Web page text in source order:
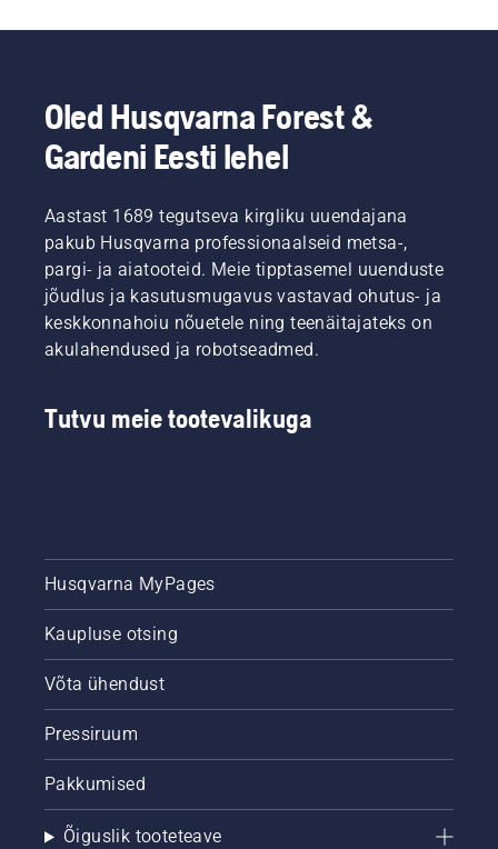
töötada produktiivsemalt.
Oled Husqvarna Forest &
Gardeni Eesti lehel
Aastast 1689 tegutseva kirgliku uuendajana
pakub Husqvarna professionaalseid metsa-,
pargi- ja aiatooteid. Meie tipptasemel uuenduste
jõudlus ja kasutusmugavus vastavad ohutus- ja
keskkonnahoiu nõuetele ning teenäitajateks on
akulahendused ja robotseadmed.
Tutvu meie tootevalikuga
Husqvarna MyPages
Kaupluse otsing
Võta ühendust
Pressiruum
Pakkumised
Õiguslik tooteteave